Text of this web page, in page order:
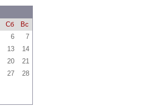
Сб
Вс
6
7
13
14
20
21
27
28